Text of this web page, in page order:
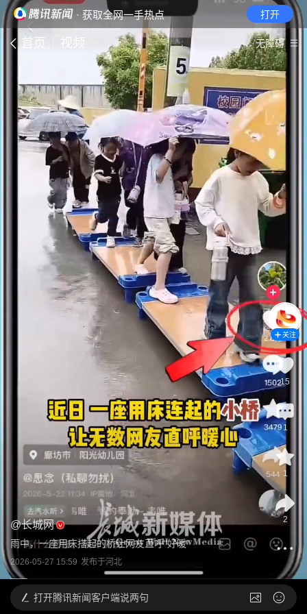
· 获取全网一手热点 打开
首页 视频 无障碍
@长城网
雨中，一座用床搭起的桥让网友直呼“好暖”
2026-05-27 15:59 发布于河北
关注
15
1
1
2
打开腾讯新闻客户端说两句